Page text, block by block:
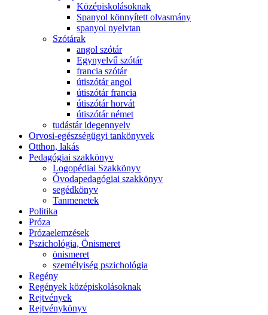
Középiskolásoknak
Spanyol könnyített olvasmány
spanyol nyelvtan
Szótárak
angol szótár
Egynyelvű szótár
francia szótár
útiszótár angol
útiszótár francia
útiszótár horvát
útiszótár német
tudástár idegennyelv
Orvosi-egészségügyi tankönyvek
Otthon, lakás
Pedagógiai szakkönyv
Logopédiai Szakkönyv
Óvodapedagógiai szakkönyv
segédkönyv
Tanmenetek
Politika
Próza
Prózaelemzések
Pszichológia, Önismeret
önismeret
személyiség pszichológia
Regény
Regények középiskolásoknak
Rejtvények
Rejtvénykönyv